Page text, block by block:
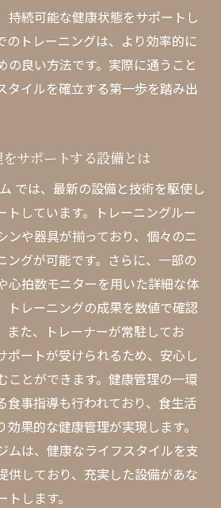
レーニングの融合
ルジム で理想の健康状態を手に
と健康状態の関係性
フィットネスの取り入れ方
ムが提供する持続可能な健康
手に入れるための自己管理術
で健康を管理するメリットと成
したトレーニング事例
ジムのメリットを生かす方法
学ぶ健康管理のヒント
するパーソナルジムの効果
で得られる長期的なメリット
功体験を共有する場の重要性
持続可能な健康状態をサポートし
のトレーニングは、より効率的に
の良い方法です。実際に通うこと
タイルを確立する第一歩を踏み出
サポートする設備とは
では、最新の設備と技術を駆使し
トしています。トレーニングルー
ンや器具が揃っており、個々のニ
ングが可能です。さらに、一部の
心拍数モニターを用いた詳細な体
トレーニングの成果を数値で確認
また、トレーナーが常駐してお
ポートが受けられるため、安心し
ことができます。健康管理の一環
食事指導も行われており、食生活
果的な健康管理が実現します。
ムは、健康なライフスタイルを支
供しており、充実した設備があな
します。